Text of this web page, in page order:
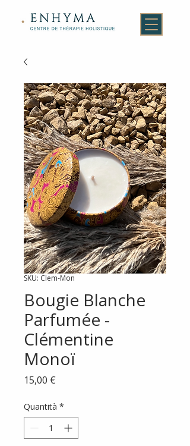
SKU: Clem-Mon
Bougie Blanche
Parfumée -
Clémentine
Monoï
15,00 €
Quantità *